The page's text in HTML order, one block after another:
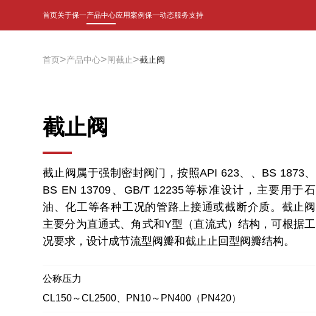
首页关于保一产品中心应用案例保一动态服务支持
首页>产品中心>闸截止>截止阀
截止阀
截止阀属于强制密封阀门，按照API 623、、BS 1873、
BS EN 13709、GB/T 12235等标准设计，主要用于石
油、化工等各种工况的管路上接通或截断介质。截止阀
主要分为直通式、角式和Y型（直流式）结构，可根据工
况要求，设计成节流型阀瓣和截止止回型阀瓣结构。
公称压力
CL150～CL2500、PN10～PN400（PN420）